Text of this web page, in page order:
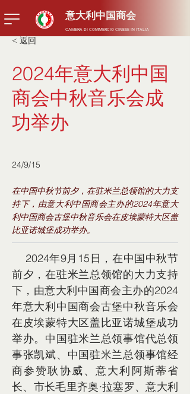
​意大利中国商会
CAMERA DI COMMERCIO CINESE IN ITALIA
< 返回
2024年意大利中国
商会中秋音乐会成
功举办
24/9/15
在中国中秋节前夕，在驻米兰总领馆的大力支
持下，由意大利中国商会主办的2024年意大
利中国商会古堡中秋音乐会在皮埃蒙特大区盖
比亚诺城堡成功举办。
前夕，在驻米兰总领馆的大力支持
下，由意大利中国商会主办的2024
年意大利中国商会古堡中秋音乐会
在皮埃蒙特大区盖比亚诺城堡成功
举办。中国驻米兰总领事馆代总领
事张凯斌、中国驻米兰总领事馆经
商参赞耿协威、意大利阿斯蒂省
长、市长毛里齐奥·拉塞罗、意大利